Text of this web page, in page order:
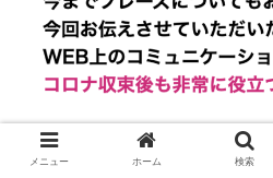
メニュー ホーム 検索